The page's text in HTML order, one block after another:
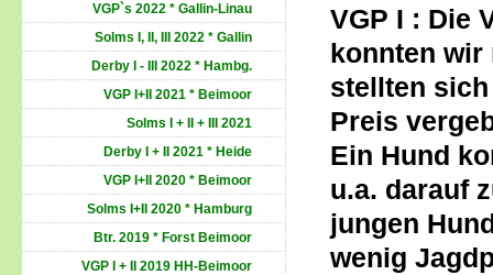
VGP I : Die
konnten wir
stellten
Preis
Ein Hund
u.a. darauf
jungen
wenig
VGP`s 2022 * Gallin-Linau
Solms I, II, III 2022 * Gallin
Derby I - III 2022 * Hambg.
VGP I+II 2021 * Beimoor
Solms I + II + III 2021
Derby I + II 2021 * Heide
VGP I+II 2020 * Beimoor
Solms I+II 2020 * Hamburg
Btr. 2019 * Forst Beimoor
VGP I + II 2019 HH-Beimoor